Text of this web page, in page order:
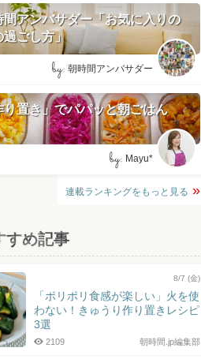
間アンバサダー「お気に入りの
過ごし方」
by: 朝時間アンバサダー
り置き」でパパッと朝ごはん
by: Mayu*
連載ランキングをもっと見る
すめ記事
8/7 (金)
「ポリポリ食感が楽しい」火を使
わない！きゅうり作り置きレシピ
3選
朝時間.jp編集部
2109